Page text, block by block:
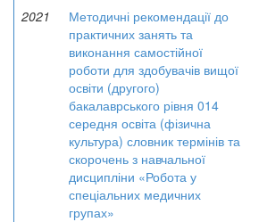
2021
Методичні рекомендації до
практичних занять та
виконання самостійної
роботи для здобувачів вищої
освіти (другого)
бакалаврського рівня 014
середня освіта (фізична
культура) словник термінів та
скорочень з навчальної
дисципліни «Робота у
спеціальних медичних
групах»